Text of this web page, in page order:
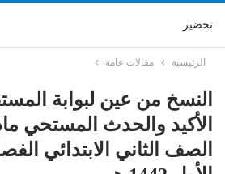
تحضير
الرئيسية مقالات عامة
النسخ من عين لبوابة
الأكيد والحدث المستحي
الصف الثاني الابتدائي